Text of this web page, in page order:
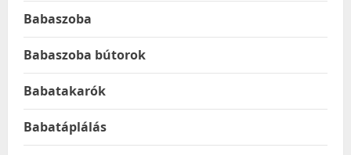
Babaszoba
Babaszoba bútorok
Babatakarók
Babatáplálás